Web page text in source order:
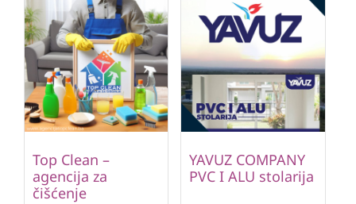
Top Clean –
agencija za
čišćenje
YAVUZ COMPANY
PVC I ALU stolarija